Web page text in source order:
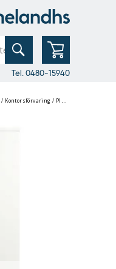
Tel. 0480-15940
/ Kontorsförvaring / Plåtskåp & Förvaringsskåp